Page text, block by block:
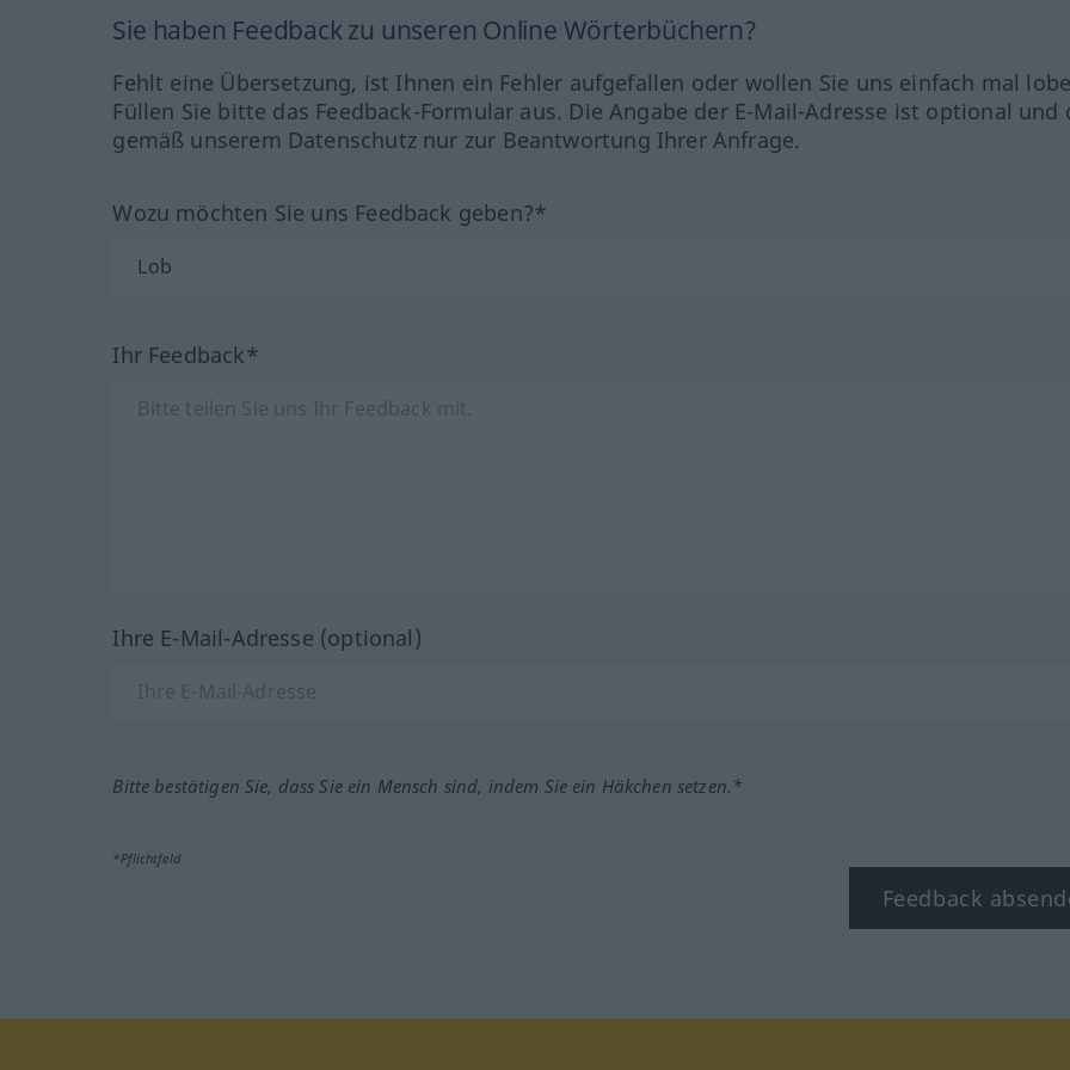
Sie haben Feedback zu unseren Online Wörterbüchern?
Fehlt eine Übersetzung, ist Ihnen ein Fehler aufgefallen oder wollen Sie uns einfach mal
Füllen Sie bitte das Feedback-Formular aus. Die Angabe der E-Mail-Adresse ist optional und
gemäß unserem Datenschutz nur zur Beantwortung Ihrer Anfrage.
Wozu möchten Sie uns Feedback geben?*
Ihr Feedback*
Ihre E-Mail-Adresse (optional)
Bitte bestätigen Sie, dass Sie ein Mensch sind, indem Sie ein Häkchen setzen.*
*Pflichtfeld
Feedback